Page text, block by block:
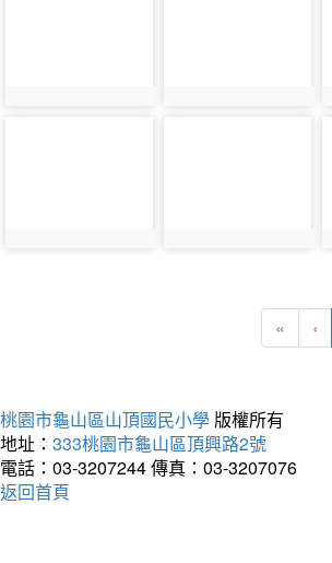
« ‹
桃園市龜山區山頂國民小學 版權所有
地址： 333桃園市龜山區頂興路2號
電話：03-3207244傳真：03-3207076
返回首頁